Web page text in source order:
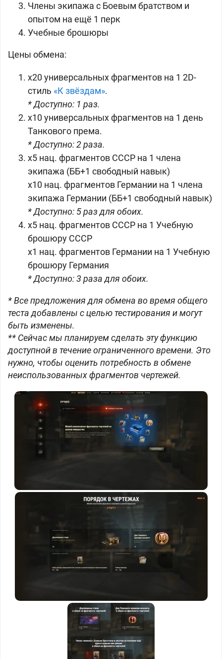
Члены экипажа с Боевым братством и
опытом на ещё 1 перк
Учебные брошюры
Цены обмена:
x20 универсальных фрагментов на 1 2D-
стиль «К звёздам».
* Доступно: 1 раз.
x10 универсальных фрагментов на 1 день
Танкового према.
* Доступно: 2 раза.
x5 нац. фрагментов СССР на 1 члена
экипажа (ББ+1 свободный навык)
x10 нац. фрагментов Германии на 1 члена
экипажа Германии (ББ+1 свободный навык)
* Доступно: 5 раз для обоих.
x5 нац. фрагментов СССР на 1 Учебную
брошюру СССР
x1 нац. фрагментов Германии на 1 Учебную
брошюру Германия
* Доступно: 3 раза для обоих.
* Все предложения для обмена во время общего
теста добавлены с целью тестирования и могут
быть изменены.
** Сейчас мы планируем сделать эту функцию
доступной в течение ограниченного времени. Это
нужно, чтобы оценить потребность в обмене
неиспользованных фрагментов чертежей.